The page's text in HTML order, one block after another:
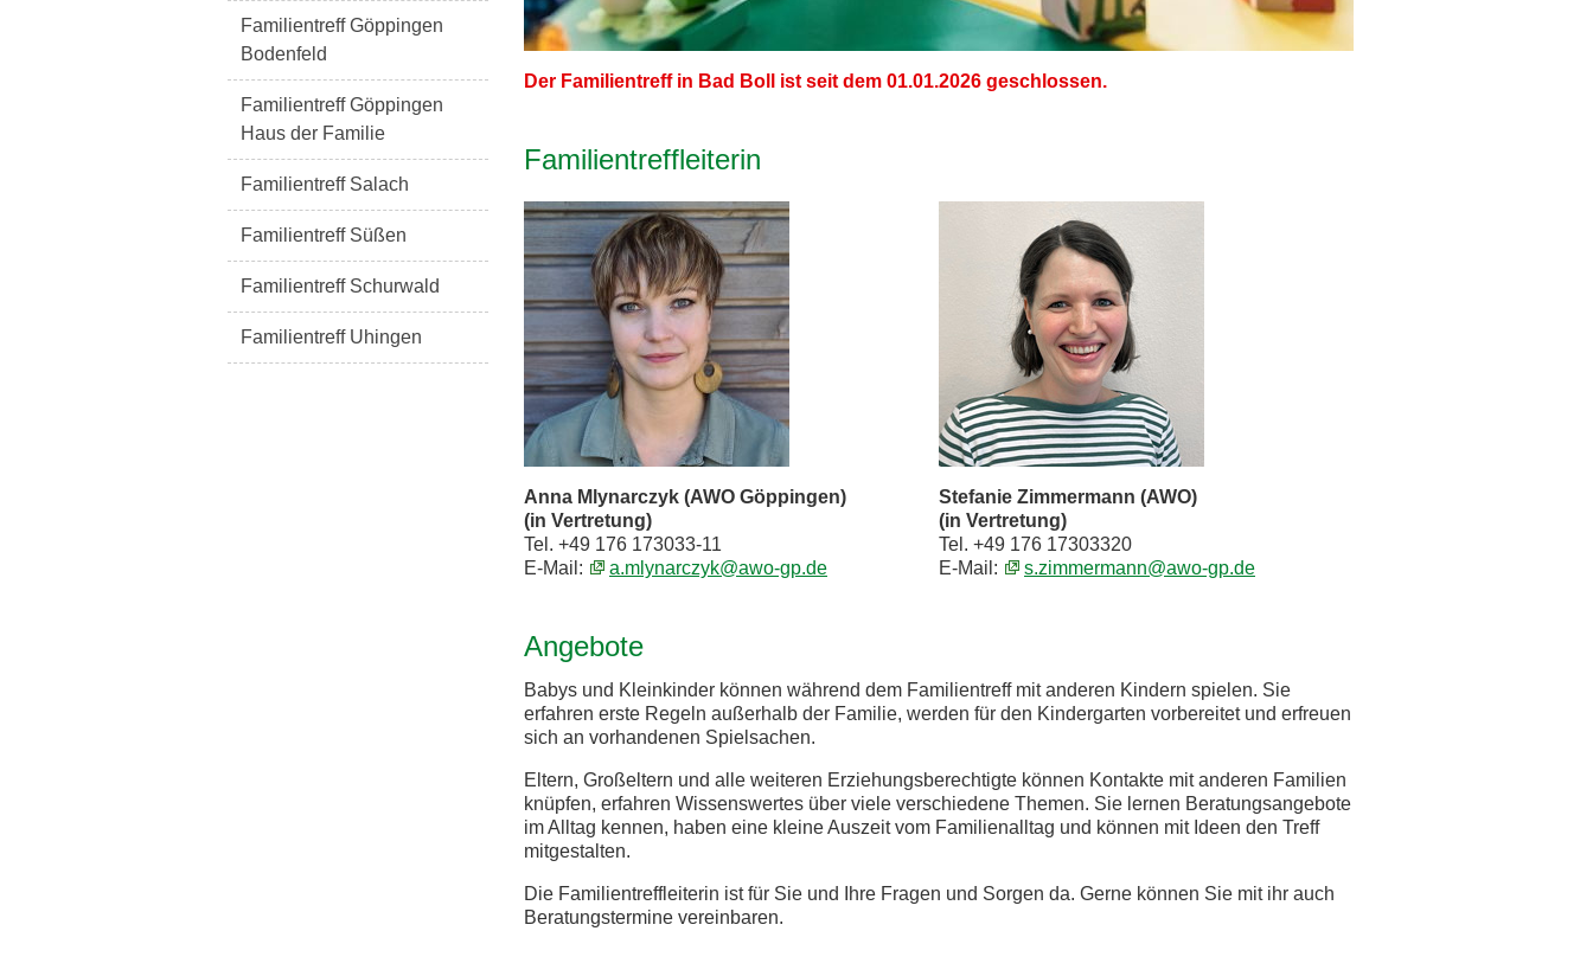
Familientreff Göppingen
Bodenfeld
Familientreff Göppingen
Haus der Familie
Familientreff Salach
Familientreff Süßen
Familientreff Schurwald
Familientreff Uhingen
Der Familientreff in Bad Boll ist seit dem 01.01.2026 geschlossen.
Familientreffleiterin
Anna Mlynarczyk (AWO Göppingen)
(in Vertretung)
Tel. +49 176 173033-11
E-Mail:
a.mlynarczyk@awo-gp.de
Stefanie Zimmermann (AWO)
(in Vertretung)
Tel. +49 176 17303320
E-Mail:
s.zimmermann@awo-gp.de
Angebote
Babys und Kleinkinder können während dem Familientreff mit anderen Kindern spielen. Sie
erfahren erste Regeln außerhalb der Familie, werden für den Kindergarten vorbereitet und erfreuen
sich an vorhandenen Spielsachen.
Eltern, Großeltern und alle weiteren Erziehungsberechtigte können Kontakte mit anderen Familien
knüpfen, erfahren Wissenswertes über viele verschiedene Themen. Sie lernen Beratungsangebote
im Alltag kennen, haben eine kleine Auszeit vom Familienalltag und können mit Ideen den Treff
mitgestalten.
Die Familientreffleiterin ist für Sie und Ihre Fragen und Sorgen da. Gerne können Sie mit ihr auch
Beratungstermine vereinbaren.